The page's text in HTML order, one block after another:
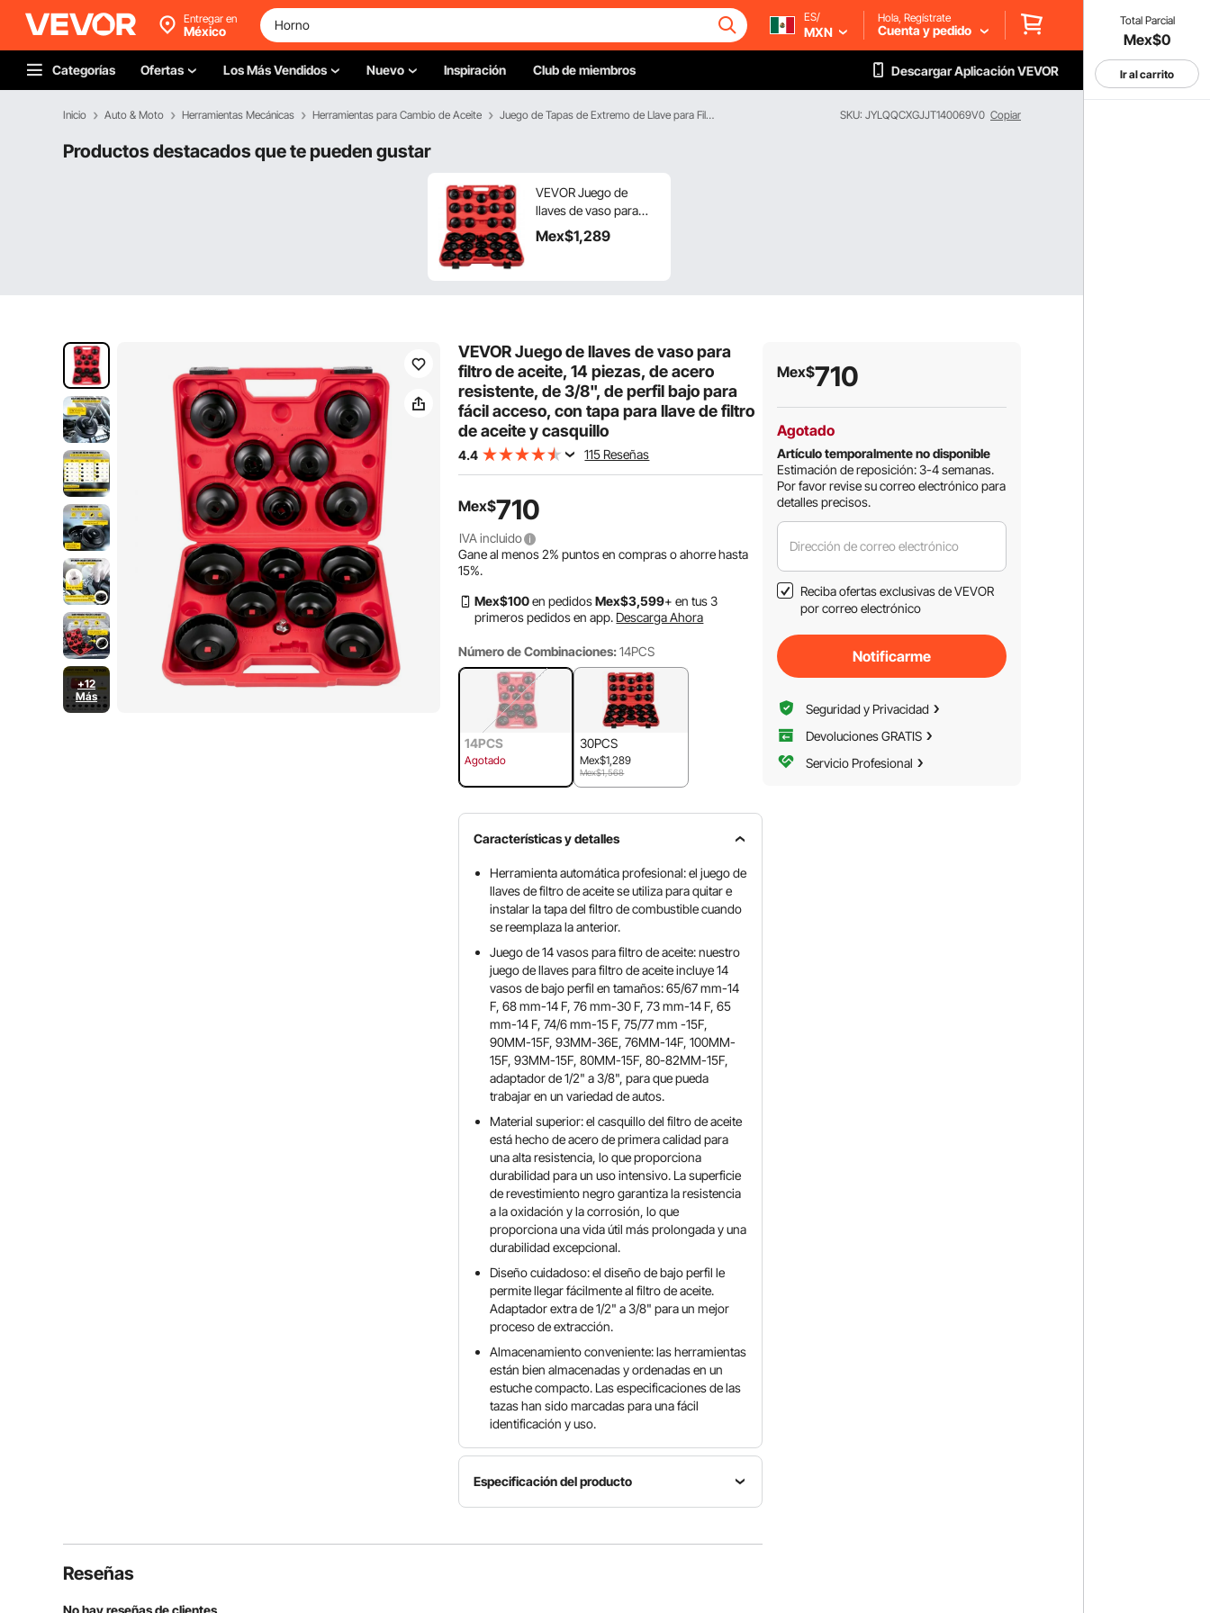
Total Parcial
Mex$0
Ir al carrito
Entregar en
México
ES/
MXN
Hola, Regístrate
Cuenta y pedido
Categorías Ofertas Los Más Vendidos Nuevo Inspiración Club de miembros Descargar Aplicación VEVOR
Inicio Auto & Moto Herramientas Mecánicas Herramientas para Cambio de Aceite Juego de Tapas de Extremo de Llave para Filtro de Aceite SKU: JYLQQCXGJJT140069V0 Copiar
Productos destacados que te pueden gustar
VEVOR Juego de
llaves de vaso para
filtro de aceite, 30
piezas, de acero
Mex$1,289
+12
Más
VEVOR Juego de llaves de vaso para
filtro de aceite, 14 piezas, de acero
resistente, de 3/8", de perfil bajo para
fácil acceso, con tapa para llave de filtro
de aceite y casquillo
4.4 115 Reseñas
Mex$710
IVA incluido
Gane al menos2% puntos en compras o ahorre hasta
15%.
Mex$100en pedidosMex$3,599+ en tus 3
primeros pedidos en app. Descarga Ahora
Número de Combinaciones: 14PCS
14PCS
Agotado
30PCS
Mex$1,289
Mex$1,568
Características y detalles
Herramienta automática profesional: el juego de
llaves de filtro de aceite se utiliza para quitar e
instalar la tapa del filtro de combustible cuando
se reemplaza la anterior.
Juego de 14 vasos para filtro de aceite: nuestro
juego de llaves para filtro de aceite incluye 14
vasos de bajo perfil en tamaños: 65/67 mm-14
F, 68 mm-14 F, 76 mm-30 F, 73 mm-14 F, 65
mm-14 F, 74/6 mm-15 F, 75/77 mm -15F,
90MM-15F, 93MM-36E, 76MM-14F, 100MM-
15F, 93MM-15F, 80MM-15F, 80-82MM-15F,
adaptador de 1/2" a 3/8", para que pueda
trabajar en un variedad de autos.
Material superior: el casquillo del filtro de aceite
está hecho de acero de primera calidad para
una alta resistencia, lo que proporciona
durabilidad para un uso intensivo. La superficie
de revestimiento negro garantiza la resistencia
a la oxidación y la corrosión, lo que
proporciona una vida útil más prolongada y una
durabilidad excepcional.
Diseño cuidadoso: el diseño de bajo perfil le
permite llegar fácilmente al filtro de aceite.
Adaptador extra de 1/2" a 3/8" para un mejor
proceso de extracción.
Almacenamiento conveniente: las herramientas
están bien almacenadas y ordenadas en un
estuche compacto. Las especificaciones de las
tazas han sido marcadas para una fácil
identificación y uso.
Especificación del producto
VV-OFSS-
la cabeza
Reseñas
No hay reseñas de clientes
Mex$710
Agotado
Artículo temporalmente no disponible
Estimación de reposición: 3-4 semanas.
Por favor revise su correo electrónico para
detalles precisos.
Dirección de correo electrónico
Reciba ofertas exclusivas de VEVOR
por correo electrónico
Notificarme
Seguridad y Privacidad
Devoluciones GRATIS
Servicio Profesional